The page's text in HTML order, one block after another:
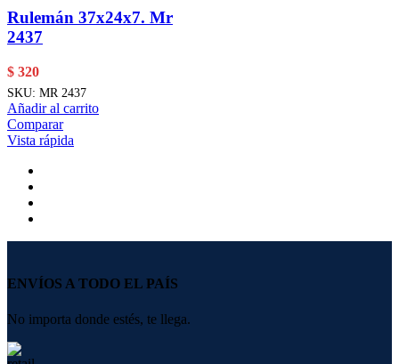
Rulemán 37x24x7. Mr
2437
$ 320
SKU: MR 2437
Añadir al carrito
Comparar
Vista rápida
ENVÍOS A TODO EL PAÍS
No importa donde estés, te llega.